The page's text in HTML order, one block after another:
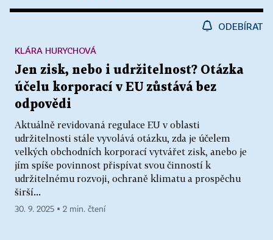
ODEBÍRAT
Jen zisk, nebo i udržitelnost? Otázka
účelu korporací v EU zůstává bez
odpovědi
Aktuálně revidovaná regulace EU v oblasti
udržitelnosti stále vyvolává otázku, zda je účelem
velkých obchodních korporací vytvářet zisk, anebo je
jím spíše povinnost přispívat svou činností k
udržitelnému rozvoji, ochraně klimatu a prospěchu
širší...
KLÁRA HURYCHOVÁ
30. 9. 2025 ▪ 2 min. čtení